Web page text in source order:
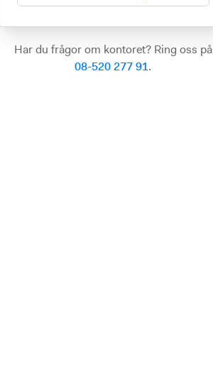
Har du frågor om kontoret? Ring oss på
08-520 277 91.